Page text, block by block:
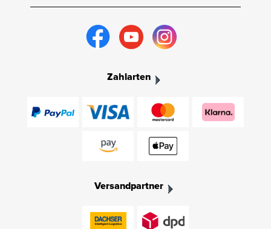
Zahlarten
Versandpartner